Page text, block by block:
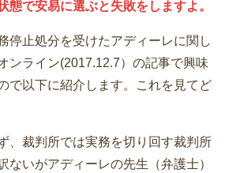
態で安易に選ぶと失敗をしますよ。
停止処分を受けたアディーレに関し
ンライン(2017.12.7）の記事で興味
で以下に紹介します。これを見てど
、裁判所では実務を切り回す裁判所
ないがアディーレの先生（弁護士）